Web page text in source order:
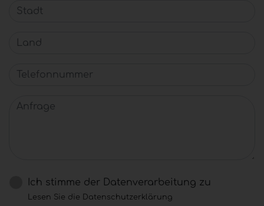
Stadt
Land
Telefonnummer
Anfrage
Ich stimme der Datenverarbeitung zu
Lesen Sie die Datenschutzerklärung